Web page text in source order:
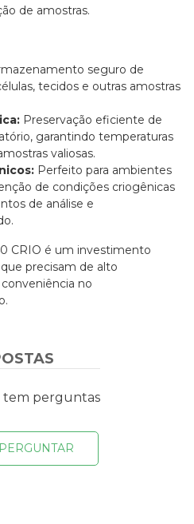
de amostras.
seguro de
tecidos e outras amostras
Preservação eficiente de
garantindo temperaturas
valiosas.
Perfeito para ambientes
de condições criogênicas
de análise e
CRIO é um investimento
precisam de alto
no
tem perguntas